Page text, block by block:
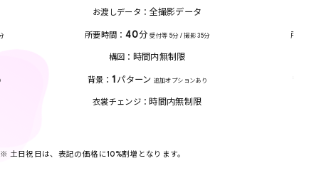
お渡しデータ 全撮影データ
所要時間 40分 受付等 5分 / 撮影 35分
構図 時間内無制限
背景 1 パターン 追加オプションあり
衣裳チェンジ 時間内無制限
所要時
背景
※ 土日祝日は、表記の価格に10%割増となります。